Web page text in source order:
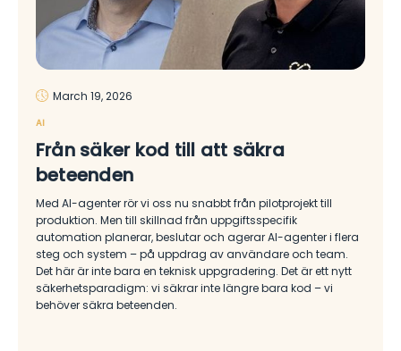
March 19, 2026
AI
Från säker kod till att säkra
beteenden
Med AI-agenter rör vi oss nu snabbt från pilotprojekt till
produktion. Men till skillnad från uppgiftsspecifik
automation planerar, beslutar och agerar AI-agenter i flera
steg och system – på uppdrag av användare och team.
Det här är inte bara en teknisk uppgradering. Det är ett nytt
säkerhetsparadigm: vi säkrar inte längre bara kod – vi
behöver säkra beteenden.